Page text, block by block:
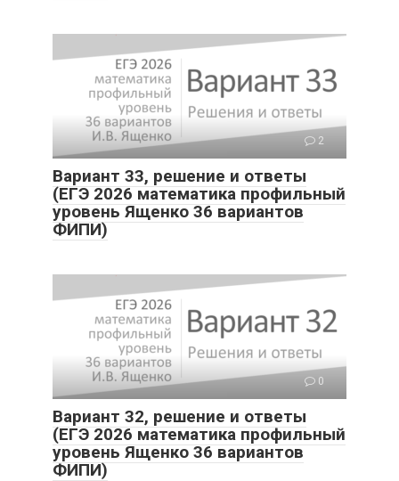
2
Вариант 33, решение и ответы
(ЕГЭ 2026 математика профильный
уровень Ященко 36 вариантов
ФИПИ)
0
Вариант 32, решение и ответы
(ЕГЭ 2026 математика профильный
уровень Ященко 36 вариантов
ФИПИ)